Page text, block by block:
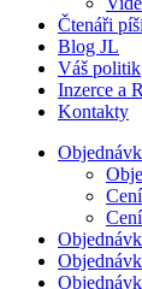
Čtenáři
Blog JL
Váš politik
Inzerce a
Kontakty